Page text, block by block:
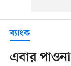
ব্যাংক
এবার